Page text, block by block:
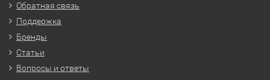
Обратная связь
Поддержка
Бренды
Статьи
Вопросы и ответы